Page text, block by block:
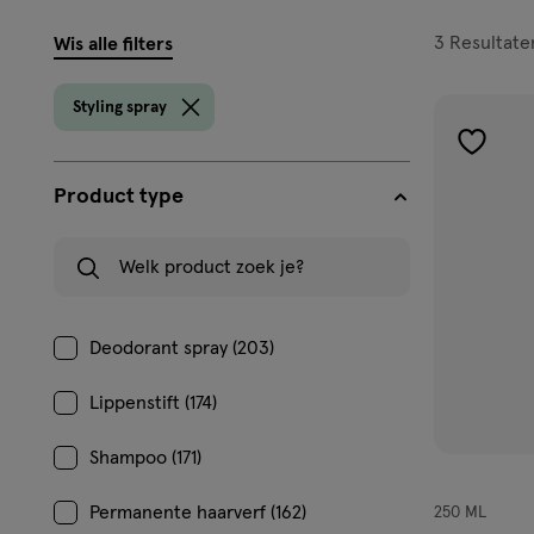
filters
Wis alle filters
Styling spray
Product type
Deodorant spray (203)
Lippenstift (174)
Shampoo (171)
Permanente haarverf (162)
3
250 ML